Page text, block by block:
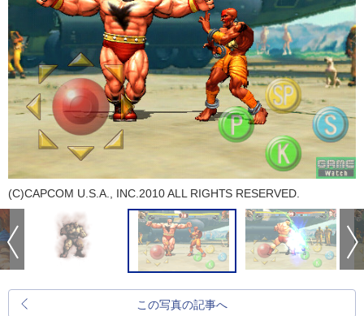
(C)CAPCOM U.S.A., INC.2010 ALL RIGHTS RESERVED.
この写真の記事へ